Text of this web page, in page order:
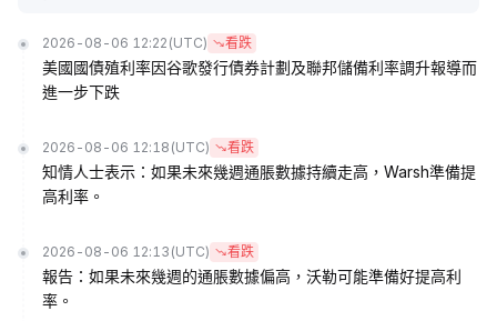
2026-08-06 12:22 (UTC) 看跌
美國國債殖利率因谷歌發行債券計劃及聯邦儲備利率調升報導而
進一步下跌
2026-08-06 12:18 (UTC) 看跌
知情人士表示：如果未來幾週通脹數據持續走高，Warsh準備提
高利率。
2026-08-06 12:13 (UTC) 看跌
報告：如果未來幾週的通脹數據偏高，沃勒可能準備好提高利
率。